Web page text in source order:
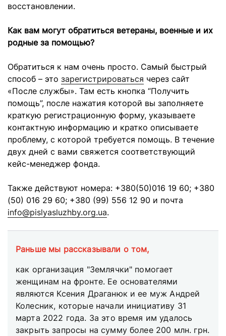
восстановлении.
Как вам могут обратиться ветераны, военные и их
родные за помощью?
Обратиться к нам очень просто. Самый быстрый
способ – это зарегистрироваться через сайт
«После службы». Там есть кнопка “Получить
помощь”, после нажатия которой вы заполняете
краткую регистрационную форму, указываете
контактную информацию и кратко описываете
проблему, с которой требуется помощь. В течение
двух дней с вами свяжется соответствующий
кейс-менеджер фонда.
Также действуют номера: +380(50)016 19 60; +380
(50) 016 29 60; +380 (99) 556 12 90 и почта
info@pislyasluzhby.org.ua.
Раньше мы рассказывали о том,
как организация "Землячки" помогает
женщинам на фронте. Ее основателями
являются Ксения Драганюк и ее муж Андрей
Колесник, которые начали инициативу 31
марта 2022 года. За это время им удалось
закрыть запросы на сумму более 200 млн. грн.